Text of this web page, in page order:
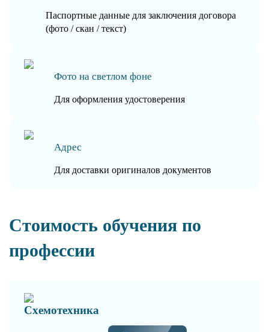
Паспортные данные для заключения договора
(фото / скан / текст)
Фото на светлом фоне
Для оформления удостоверения
Адрес
Для доставки оригиналов документов
Стоимость обучения по
профессии
Схемотехника